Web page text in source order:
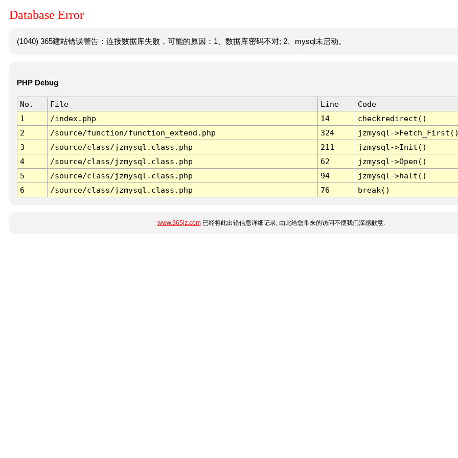
Database Error
(1040) 365建站错误警告：连接数据库失败，可能的原因：1、数据库密码不对; 2、mysql未启动。
PHP Debug
No. File Line
Code
1
/index.php 14
checkredirect()
2
/source/function/function_extend.php 324
jzmysql-
3
/source/class/jzmysql.class.php 211
jzmysql->Init()
4
/source/class/jzmysql.class.php 62
jzmysql->Open()
5
/source/class/jzmysql.class.php 94
jzmysql->halt()
6
/source/class/jzmysql.class.php 76 break()
www.365jz.com已经将此出错信息详细记录, 由此给您带来的访问不便我们深感歉意.